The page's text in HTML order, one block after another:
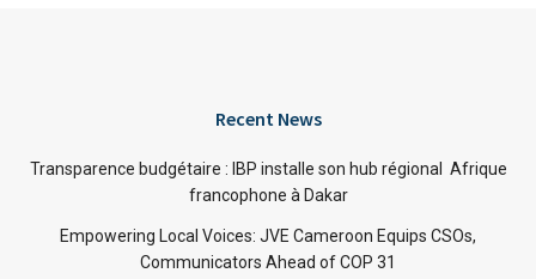
Recent News
Transparence budgétaire : IBP installe son hub régional Afrique
francophone à Dakar
Empowering Local Voices: JVE Cameroon Equips CSOs,
Communicators Ahead of COP 31